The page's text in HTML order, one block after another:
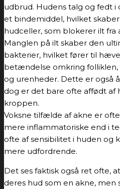
udbrud. Hudens talg og fedt
et bindemiddel, hvilket
hudceller, som blokerer ilt fra
Manglen på ilt skaber den
bakterier, hvilket fører til
betændelse omkring
og urenheder. Dette er også
dog er det bare ofte affødt af
kroppen.
Voksne tilfælde af akne er
mere inflammatoriske end i
ofte af sensibilitet i huden og
mere udfordrende.
Det ses faktisk også ret ofte,
deres hud som en akne, men